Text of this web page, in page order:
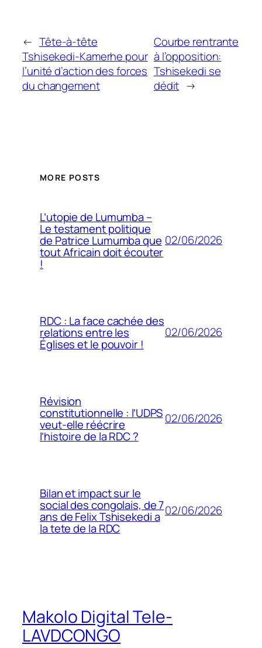
← Tête-à-tête
Tshisekedi-Kamerhe pour
l’unité d’action des forces
du changement
Courbe rentrante
à l’opposition:
Tshisekedi se
dédit →
MORE POSTS
L’utopie de Lumumba –
Le testament politique
de Patrice Lumumba que
tout Africain doit écouter
!
02/06/2026
RDC : La face cachée des
relations entre les
Églises et le pouvoir !
02/06/2026
Révision
constitutionnelle : l’UDPS
veut-elle réécrire
l’histoire de la RDC ?
02/06/2026
Bilan et impact sur le
social des congolais, de 7
ans de Felix Tshisekedi a
la tete de la RDC
02/06/2026
Makolo Digital Tele-
LAVDCONGO